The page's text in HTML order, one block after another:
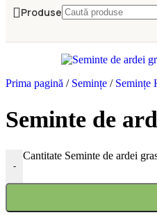
Produse
Prima pagină / Semințe / Semințe
Seminte de
-
Cantitate Seminte de ardei